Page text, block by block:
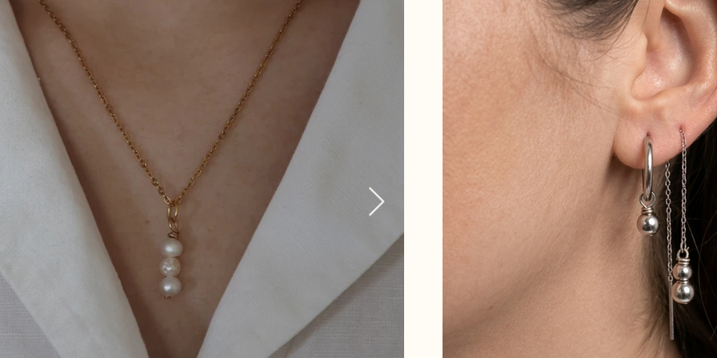
vous accompagnera dans la vie de tous les jours. Ce
bijou est offert en différents agencements.
Matériaux :
ou Acier Inoxydable Plaqué Or 18 carats
- Perle d’eau douce : blanche, noire ou rose
perles d’eau douce varient dans leur forme et leur taille,
car elles sont
la nature, c’est ce qui rend chacune d’elles unique. *
en savoir plus